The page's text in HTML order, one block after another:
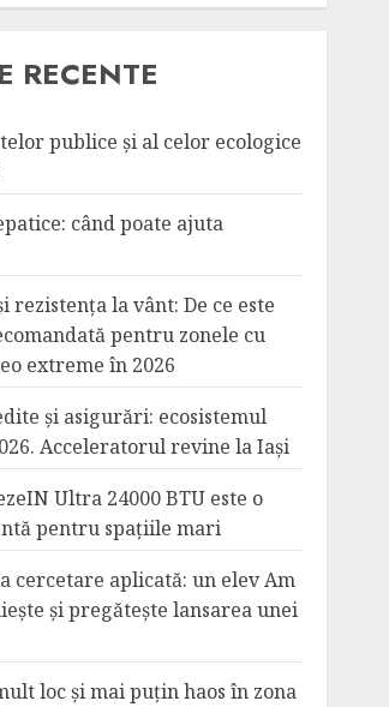
RECENTE
publice și al celor ecologice
când poate ajuta
rezistența la vânt: De ce este
pentru zonele cu
extreme în 2026
și asigurări: ecosistemul
Acceleratorul revine la Iași
Ultra 24000 BTU este o
pentru spațiile mari
cercetare aplicată: un elev Am
și pregătește lansarea unei
loc și mai puțin haos în zona